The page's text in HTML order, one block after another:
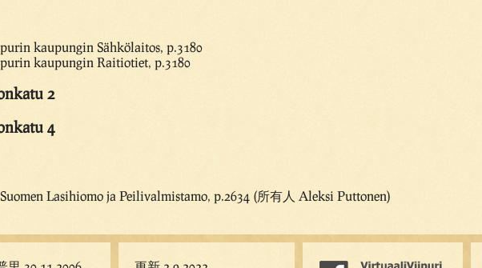
kaupungin Sähkölaitos, p.3180
kaupungin Raitiotiet, p.3180
2
4
Lasihiomo ja Peilivalmistamo, p.2634 (所有人 Aleksi Puttonen)